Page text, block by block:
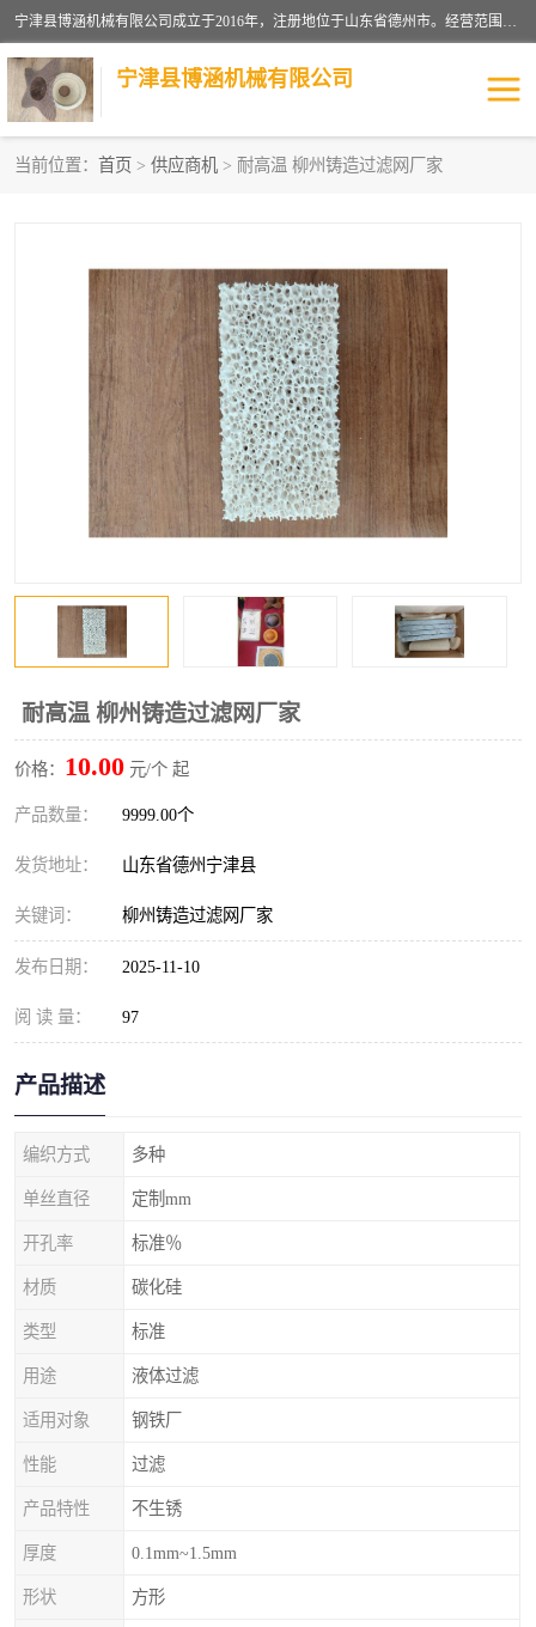
宁津县博涵机械有限公司成立于2016年，注册地位于山东省德州市。经营范围包括：机械设备研发、生产及销售，铸造用造型材料生产、销售，玻璃纤维及制品制造、销售，汽车零配件零售，机械零件、零部件加工，机械零件、零部件销售等；主要产品有：纤维过滤网,陶瓷过滤器,泡沫陶瓷过滤器,耐高温纤维过滤器,铸铁过滤器,铸铜过滤网,铸铝过滤网,铝轮毂过滤网,高效过滤网,高效陶瓷过滤网,高效纤维过滤网。
宁津县博涵机械有限公司
当前位置： 首页 > 供应商机 > 耐高温 柳州铸造过滤网厂家
耐高温 柳州铸造过滤网厂家
价格： 10.00 元/个 起
产品数量： 9999.00个
发货地址： 山东省德州宁津县
关键词： 柳州铸造过滤网厂家
发布日期： 2025-11-10
阅 读 量： 97
产品描述
编织方式 多种
单丝直径 定制mm
开孔率 标准％
材质 碳化硅
类型 标准
用途 液体过滤
适用对象 钢铁厂
性能 过滤
产品特性 不生锈
厚度 0.1mm~1.5mm
形状 方形
纤维网 挡渣棉
避脏网